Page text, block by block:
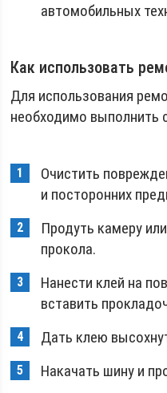
автомобильных
Как использовать
Для использования
необходимо выполнить
Очистить
и посторонних
Продуть камеру
прокола.
Нанести клей на
вставить
Дать клею
Накачать шину и